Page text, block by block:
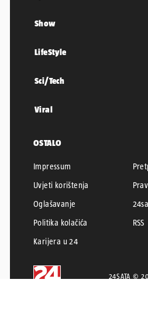
Show
LifeStyle
Sci/Tech
Viral
OSTALO
Impressum
Uvjeti korištenja
Oglašavanje
Politika kolačića
RSS
Karijera u 24
24SATA ©